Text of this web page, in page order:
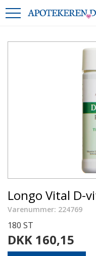
Longo Vital D-
Varenummer: 224769
180 ST
DKK 160,15